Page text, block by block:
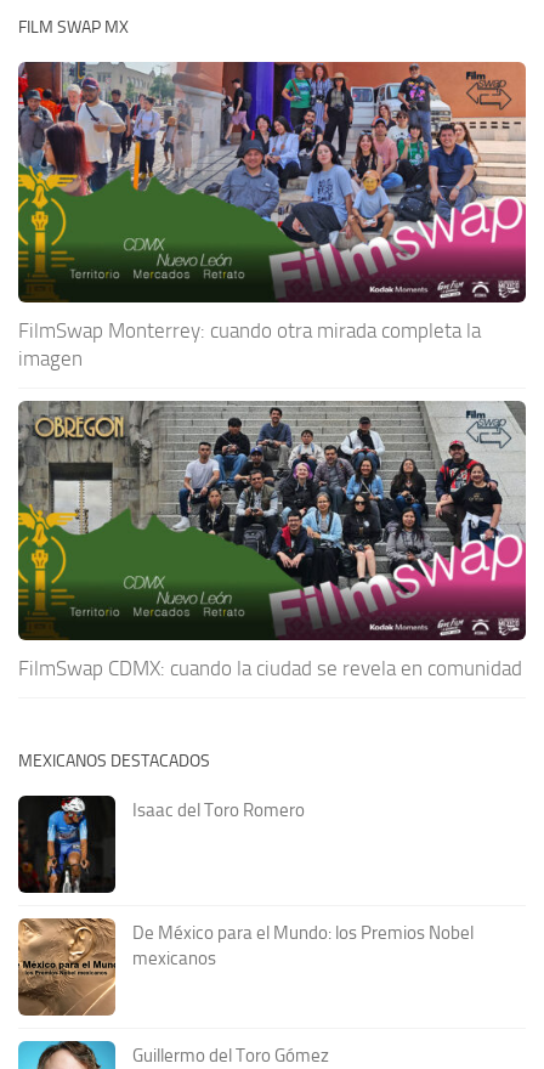
FILM SWAP MX
FilmSwap Monterrey: cuando otra mirada completa la
imagen
FilmSwap CDMX: cuando la ciudad se revela en comunidad
MEXICANOS DESTACADOS
Isaac del Toro Romero
De México para el Mundo: los Premios Nobel
mexicanos
Guillermo del Toro Gómez